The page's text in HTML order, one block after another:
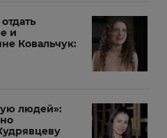
и
Ковальчук:
людей»: